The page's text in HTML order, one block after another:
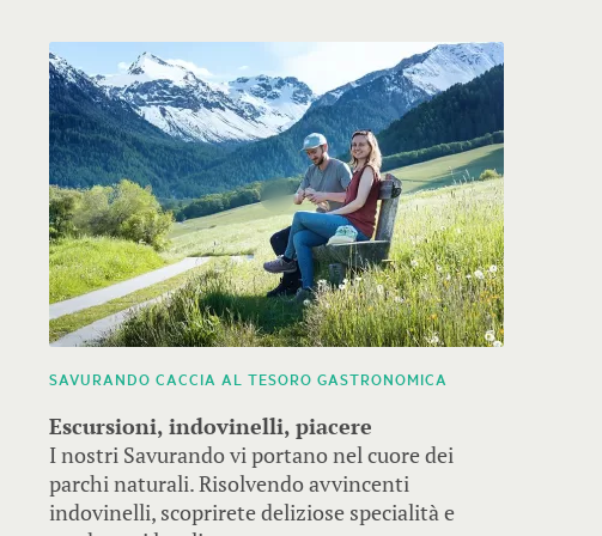
Escursioni, indovinelli, piacere
SAVURANDO CACCIA AL TESORO GASTRONOMICA
I nostri Savurando vi portano nel cuore dei
parchi naturali. Risolvendo avvincenti
indovinelli, scoprirete deliziose specialità e